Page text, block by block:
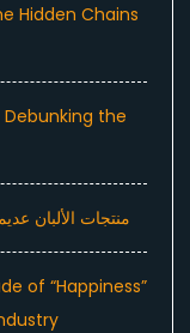
Hidden Chains
the
منتجات الألبان
of “Happiness”